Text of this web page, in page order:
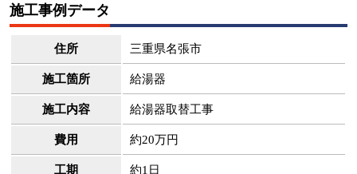
施工事例データ
住所 三重県名張市
施工箇所 給湯器
施工内容 給湯器取替工事
費用 約20万円
工期 約1日